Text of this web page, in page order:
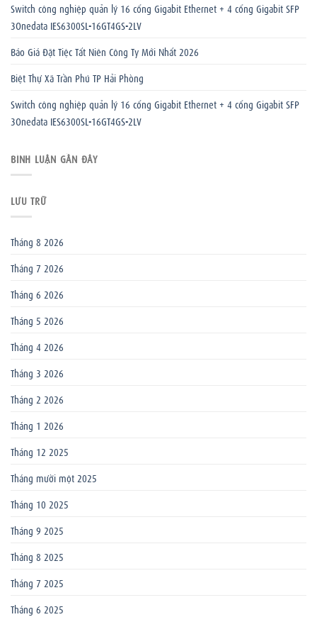
Switch công nghiệp quản lý 16 cổng Gigabit Ethernet + 4 cổng Gigabit SFP
3Onedata IES6300SL-16GT4GS-2LV
Báo Giá Đặt Tiệc Tất Niên Công Ty Mới Nhất 2026
Biệt Thự Xã Trần Phú TP Hải Phòng
Switch công nghiệp quản lý 16 cổng Gigabit Ethernet + 4 cổng Gigabit SFP
3Onedata IES6300SL-16GT4GS-2LV
BÌNH LUẬN GẦN ĐÂY
LƯU TRỮ
Tháng 8 2026
Tháng 7 2026
Tháng 6 2026
Tháng 5 2026
Tháng 4 2026
Tháng 3 2026
Tháng 2 2026
Tháng 1 2026
Tháng 12 2025
Tháng mười một 2025
Tháng 10 2025
Tháng 9 2025
Tháng 8 2025
Tháng 7 2025
Tháng 6 2025